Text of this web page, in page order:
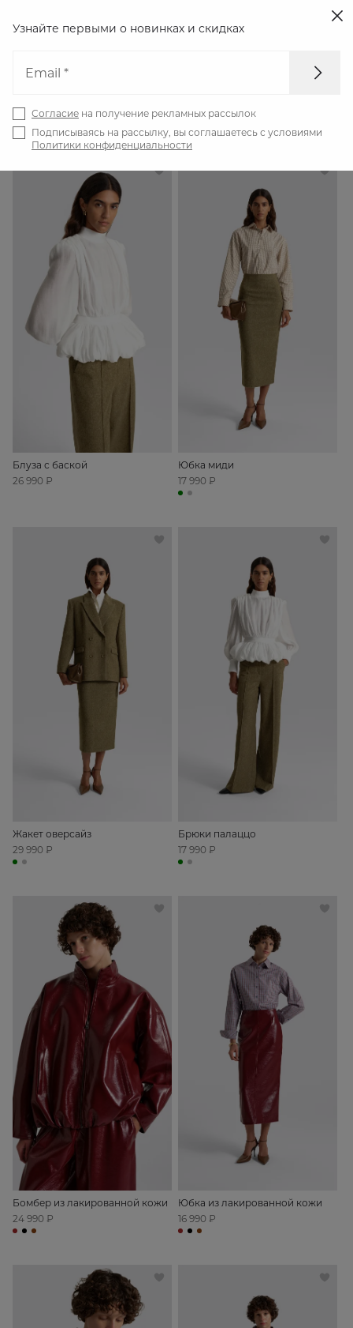
Новинки 59
Блуза с баской
26 990 ₽
Юбка миди
17 990 ₽
Жакет оверсайз
29 990 ₽
Брюки палаццо
17 990 ₽
Бомбер из лакированной кожи
24 990 ₽
Юбка из лакированной кожи
16 990 ₽
Узнайте первыми о новинках и скидках
Email *
Согласие на получение рекламных рассылок
Подписываясь на рассылку, вы соглашаетесь с условиями
Политики конфиденциальности